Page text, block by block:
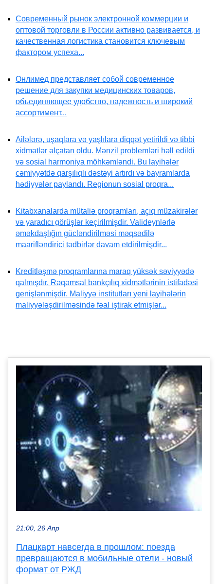
Современный рынок электронной коммерции и
оптовой торговли в России активно развивается, и
качественная логистика становится ключевым
фактором успеха...
Онлимед представляет собой современное
решение для закупки медицинских товаров,
объединяющее удобство, надежность и широкий
ассортимент...
Ailələrə, uşaqlara və yaşlılara diqqət yetirildi və tibbi
xidmətlər əlçatan oldu. Mənzil problemləri həll edildi
və sosial harmoniya möhkəmləndi. Bu layihələr
cəmiyyətdə qarşılıqlı dəstəyi artırdı və bayramlarda
hədiyyələr paylandı. Regionun sosial proqra...
Kitabxanalarda mütaliə proqramları, açıq müzakirələr
və yaradıcı görüşlər keçirilmişdir. Valideynlərlə
əməkdaşlığın gücləndirilməsi məqsədilə
maarifləndirici tədbirlər davam etdirilmişdir...
Kreditləşmə proqramlarına maraq yüksək səviyyədə
qalmışdır. Rəqəmsal bankçılıq xidmətlərinin istifadəsi
genişlənmişdir. Maliyyə institutları yeni layihələrin
maliyyələşdirilməsində fəal iştirak etmişlər...
21:00, 26 Апр
Плацкарт навсегда в прошлом: поезда
превращаются в мобильные отели - новый
формат от РЖД